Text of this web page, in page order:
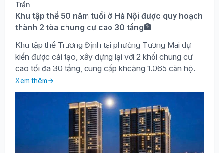
Khu tập thể 50 năm tuổi ở Hà Nội được quy hoạch
thành 2 tòa chung cư cao 30 tầng🏦
Khu tập thể Trương Định tại phường Tương Mai dự
kiến được cải tạo, xây dựng lại với 2 khối chung cư
cao tối đa 30 tầng, cung cấp khoảng 1.065 căn hộ.
Xem thêm